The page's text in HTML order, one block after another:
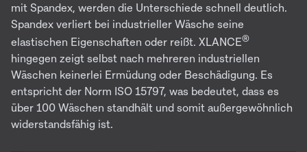
mit Spandex, werden die Unterschiede schnell deutlich.
Spandex verliert bei industrieller Wäsche seine
elastischen Eigenschaften oder reißt. XLANCE®
hingegen zeigt selbst nach mehreren industriellen
Wäschen keinerlei Ermüdung oder Beschädigung. Es
entspricht der Norm ISO 15797, was bedeutet, dass es
über 100 Wäschen standhält und somit außergewöhnlich
widerstandsfähig ist.